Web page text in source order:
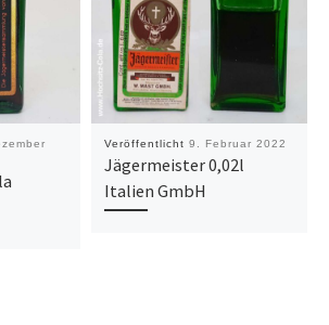
Veröffentlicht 9. Februar 2022
Jägermeister 0,02l
Italien GmbH